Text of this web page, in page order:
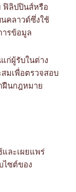
ฟิลิปปินส์หรือ
คลาวด์ซึ่งใช้
ารข้อมูล
ก่ผู้รับในต่าง
มเพื่อตรวจสอบ
ฝืนกฎหมาย
ละเผยแพร่
ไซต์ของ